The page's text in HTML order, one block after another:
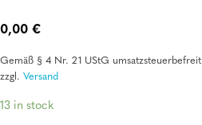
0,00 €
Gemäß § 4 Nr. 21 UStG umsatzsteuerbefreit
zzgl. Versand
13 in stock